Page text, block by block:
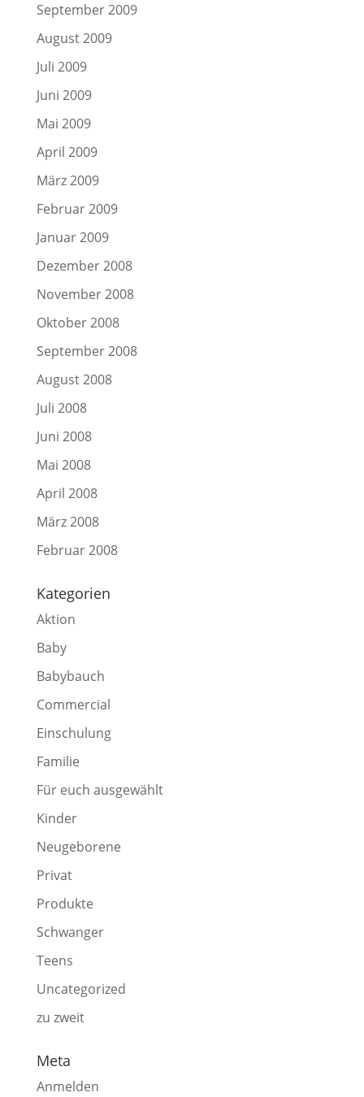
September 2009
August 2009
Juli 2009
Juni 2009
Mai 2009
April 2009
März 2009
Februar 2009
Januar 2009
Dezember 2008
November 2008
Oktober 2008
September 2008
August 2008
Juli 2008
Juni 2008
Mai 2008
April 2008
März 2008
Februar 2008
Kategorien
Aktion
Baby
Babybauch
Commercial
Einschulung
Familie
Für euch ausgewählt
Kinder
Neugeborene
Privat
Produkte
Schwanger
Teens
Uncategorized
zu zweit
Meta
Anmelden